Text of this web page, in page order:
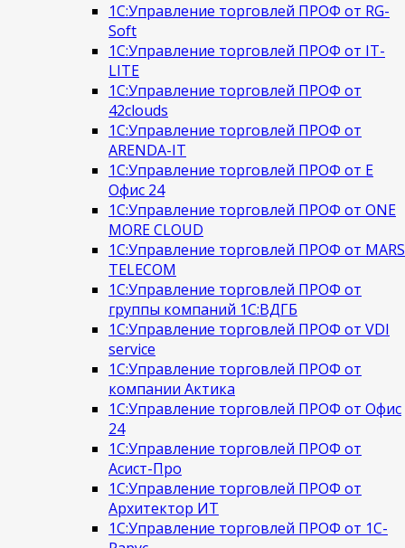
1С:Управление торговлей ПРОФ от RG-
Soft
1С:Управление торговлей ПРОФ от IT-
LITE
1С:Управление торговлей ПРОФ от
42clouds
1С:Управление торговлей ПРОФ от
ARENDA-IT
1С:Управление торговлей ПРОФ от Е
Офис 24
1С:Управление торговлей ПРОФ от ONE
MORE CLOUD
1С:Управление торговлей ПРОФ от MARS
TELECOM
1С:Управление торговлей ПРОФ от
группы компаний 1С:ВДГБ
1С:Управление торговлей ПРОФ от VDI
service
1С:Управление торговлей ПРОФ от
компании Актика
1С:Управление торговлей ПРОФ от Офис
24
1С:Управление торговлей ПРОФ от
Асист-Про
1С:Управление торговлей ПРОФ от
Архитектор ИТ
1С:Управление торговлей ПРОФ от 1С-